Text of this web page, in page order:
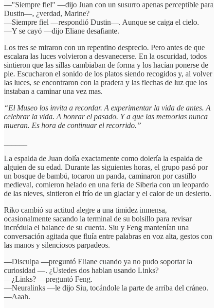
—"Siempre fiel" —dijo Juan con un susurro apenas perceptible para
Dustin—, ¿verdad, Marine?
—Siempre fiel —respondió Dustin—. Aunque se caiga el cielo.
—Y se cayó —dijo Eliane desafiante.
Los tres se miraron con un repentino desprecio. Pero antes de que
escalara las luces volvieron a desvanecerse. En la oscuridad, todos
sintieron que las sillas cambiaban de forma y los hacían ponerse de
pie. Escucharon el sonido de los platos siendo recogidos y, al volver
las luces, se encontraron con la pradera y las flechas de luz que los
instaban a caminar una vez mas.
“El Museo los invita a recordar. A experimentar la vida de antes. A
celebrar la vida. A honrar el pasado. Y a que las memorias nunca
mueran. Es hora de continuar el recorrido.”
La espalda de Juan dolía exactamente como dolería la espalda de
alguien de su edad. Durante las siguientes horas, el grupo pasó por
un bosque de bambú, tocaron un panda, caminaron por castillo
medieval, comieron helado en una feria de Siberia con un leopardo
de las nieves, sintieron el frío de un glaciar y el calor de un desierto.
Riko cambió su actitud alegre a una timidez inmensa,
ocasionalmente sacando la terminal de su bolsillo para revisar
incrédula el balance de su cuenta. Siu y Feng mantenían una
conversación agitada que fluía entre palabras en voz alta, gestos con
las manos y silenciosos parpadeos.
—Disculpa —preguntó Eliane cuando ya no pudo soportar la
curiosidad —. ¿Ustedes dos hablan usando Links?
—¿Links? —preguntó Feng.
—Neuralinks —le dijo Siu, tocándole la parte de arriba del cráneo.
—Aaah.